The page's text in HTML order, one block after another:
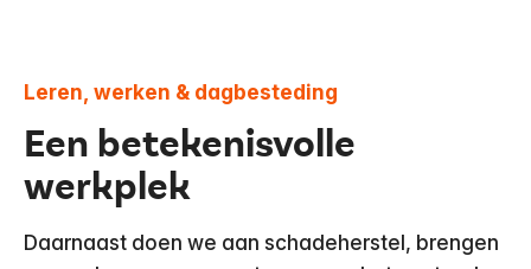
Leren, werken & dagbesteding
Een betekenisvolle
werkplek
Daarnaast doen we aan schadeherstel, brengen